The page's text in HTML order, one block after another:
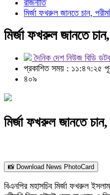
রাজনীতি
মির্জা ফখরুল জানতে চান,
মির্জা ফখরুল জানতে
দৈনিক দেশ নিউজ বিডি
প্রকাশিত সময় : ১১:৪৭:২৫
৪০৯
মির্জা ফখরুল জানতে
📸 Download News PhotoCard
বিএনপির মহাসচিব মির্জা ফখরুল